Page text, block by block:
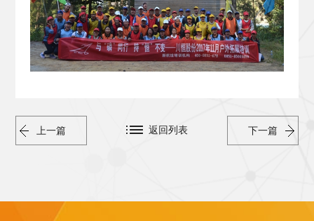
上一篇 下一篇
返回列表